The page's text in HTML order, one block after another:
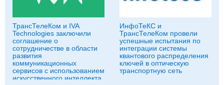
ТрансТелеКом и IVA
Technologies заключили
соглашение о
сотрудничестве в области
развития
коммуникационных
сервисов с использованием
искусственного интеллекта
ИнфоТеКС и
ТрансТелеКом провели
успешные испытания по
интеграции системы
квантового распределения
ключей в оптическую
транспортную сеть